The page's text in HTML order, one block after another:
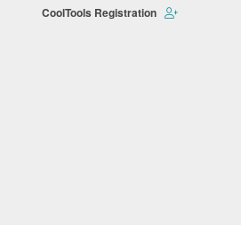
CoolTools Registration